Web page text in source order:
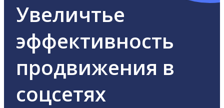
Увеличтье
эффективность
продвижения в
соцсетях